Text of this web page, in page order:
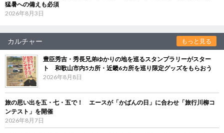
猛暑への備えも必須
2026年8月3日
カルチャー もっと見る
豊臣秀吉・秀長兄弟ゆかりの地を巡るスタンプラリーがスター
ト 和歌山市内5カ所・近畿6カ所を巡り限定グッズをもらおう
2026年8月8日
旅の思い出を五・七・五で！ エースが「かばんの日」に合わせ「旅行川柳コ
ンテスト」を開催
2026年8月7日